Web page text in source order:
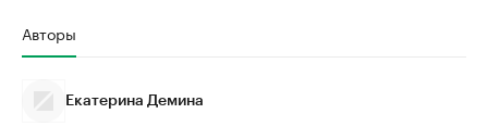
Авторы
Екатерина Демина